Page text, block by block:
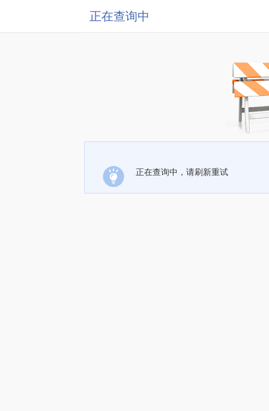
正在查询中
正在查询中，请刷新重试